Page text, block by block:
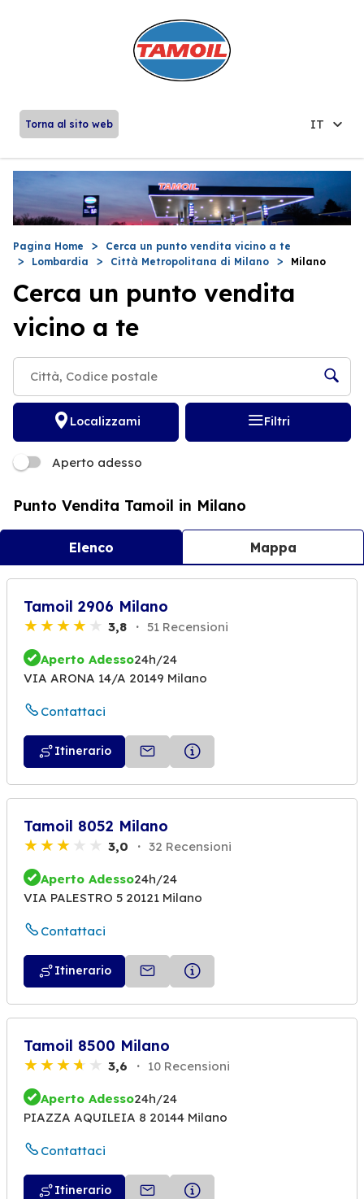
Torna al sito web IT
Pagina Home
Cerca un punto vendita vicino a te
Lombardia
Città Metropolitana di Milano Milano
Cerca un punto vendita
vicino a te
Localizzami Filtri
Aperto adesso
Punto Vendita Tamoil in Milano
Elenco Mappa
Tamoil 2906 Milano
3,8 51 Recensioni
Aperto Adesso24h/24
VIA ARONA 14/A 20149 Milano
Contattaci
Itinerario
Tamoil 8052 Milano
3,0 32 Recensioni
Aperto Adesso24h/24
VIA PALESTRO 5 20121 Milano
Contattaci
Itinerario
Tamoil 8500 Milano
3,6 10 Recensioni
Aperto Adesso24h/24
PIAZZA AQUILEIA 8 20144 Milano
Contattaci
Itinerario